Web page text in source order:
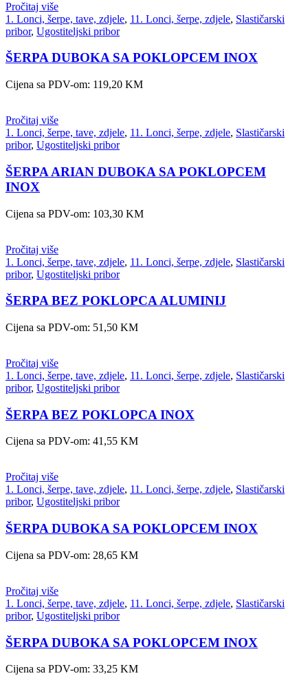
Pročitaj više
1. Lonci, šerpe, tave, zdjele, 11. Lonci, šerpe, zdjele, Slastičarski
pribor, Ugostiteljski pribor
ŠERPA DUBOKA SA POKLOPCEM INOX
Cijena sa PDV-om: 119,20 KM
Pročitaj više
1. Lonci, šerpe, tave, zdjele, 11. Lonci, šerpe, zdjele, Slastičarski
pribor, Ugostiteljski pribor
ŠERPA ARIAN DUBOKA SA POKLOPCEM
INOX
Cijena sa PDV-om: 103,30 KM
Pročitaj više
1. Lonci, šerpe, tave, zdjele, 11. Lonci, šerpe, zdjele, Slastičarski
pribor, Ugostiteljski pribor
ŠERPA BEZ POKLOPCA ALUMINIJ
Cijena sa PDV-om: 51,50 KM
Pročitaj više
1. Lonci, šerpe, tave, zdjele, 11. Lonci, šerpe, zdjele, Slastičarski
pribor, Ugostiteljski pribor
ŠERPA BEZ POKLOPCA INOX
Cijena sa PDV-om: 41,55 KM
Pročitaj više
1. Lonci, šerpe, tave, zdjele, 11. Lonci, šerpe, zdjele, Slastičarski
pribor, Ugostiteljski pribor
ŠERPA DUBOKA SA POKLOPCEM INOX
Cijena sa PDV-om: 28,65 KM
Pročitaj više
1. Lonci, šerpe, tave, zdjele, 11. Lonci, šerpe, zdjele, Slastičarski
pribor, Ugostiteljski pribor
ŠERPA DUBOKA SA POKLOPCEM INOX
Cijena sa PDV-om: 33,25 KM